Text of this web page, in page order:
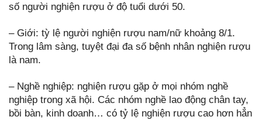
số người nghiện rượu ở độ tuổi dưới 50.
– Giới: tỳ lệ người nghiện rượu nam/nữ khoảng 8/1.
Trong lâm sàng, tuyệt đại đa số bệnh nhân nghiện rượu
là nam.
– Nghề nghiệp: nghiện rượu gặp ở mọi nhóm nghề
nghiệp trong xã hội. Các nhóm nghề lao động chân tay,
bồi bàn, kinh doanh… có tỷ lệ nghiện rượu cao hơn hẳn